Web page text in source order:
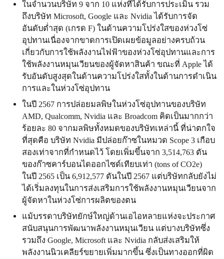
ในจำนวนบริษัท 9 จาก 10 แห่งที่ได้รับการประเมิน รวม
ถึงบริษัท Microsoft, Google และ Nvidia ได้รับการจัด
อันดับต่ำสุด (เกรด F) ในด้านความโปร่งใสของห่วงโซ่
อุปทานเนื่องจากขาดการเปิดเผยข้อมูลอย่างครบถ้วน
เกี่ยวกับการใช้พลังงานไฟฟ้าของห่วงโซ่อุปทานและการ
ใช้พลังงานหมุนเวียนของผู้จัดหาสินค้า ขณะที่ Apple ได้
รับอันดับสูงสุดในด้านความโปร่งใสทั้งในด้านการดำเนิน
การและในห่วงโซ่อุปทาน
ในปี 2567 การปล่อยมลพิษในห่วงโซ่อุปทานของบริษัท
AMD, Qualcomm, Nvidia และ Broadcom คิดเป็นมากกว่า
ร้อยละ 80 จากมลพิษทั้งหมดของบริษัทเหล่านี้ ที่น่าตกใจ
ที่สุดคือ บริษัท Nvidia มีปล่อยก๊าซในหมวด Scope 3 เกือบ
สองเท่าจากที่กำหนดไว้ โดยเพิ่มขึ้นจาก 3,514,763 ตัน
ของก๊าซคาร์บอนไดออกไซด์เทียบเท่า (tons of CO2e)
ในปี 2565 เป็น 6,912,577 ตันในปี 2567 แต่บริษัทกลับยังไม่
ได้เริ่มลงทุนในการส่งเสริมการใช้พลังงานหมุนเวียนจาก
ผู้จัดหาในห่วงโซ่การผลิตของตน
แม้บรรดาบริษัทยักษ์ใหญ่ด้านเอไอหลายแห่งจะประกาศ
สนับสนุนการพัฒนาพลังงานหมุนเวียน แต่บางบริษัทซึ่ง
รวมถึง Google, Microsoft และ Nvidia กลับส่งเสริมให้
พลังงานนิวเคลียร์ขยายเพิ่มมากขึ้น ซึ่งเป็นทางออกที่ผิด